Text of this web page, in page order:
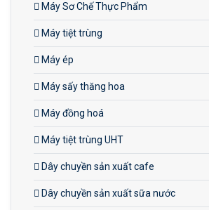
Máy Sơ Chế Thực Phẩm
Máy tiệt trùng
Máy ép
Máy sấy thăng hoa
Máy đồng hoá
Máy tiệt trùng UHT
Dây chuyền sản xuất cafe
Dây chuyền sản xuất sữa nước